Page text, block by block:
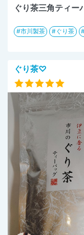
ぐり茶三角ティー
市川製茶 ぐり茶
ぐり茶♡